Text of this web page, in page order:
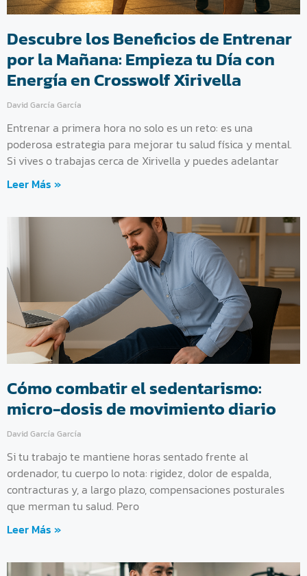
Descubre los Beneficios de Entrenar
por la Mañana: Empieza tu Día con
Energía en Crosswolf Xirivella
David García García
Entrenar a primera hora no solo es un reto: es una
poderosa estrategia para mejorar tu salud física y mental.
Si vives o trabajas cerca de Xirivella y puedes adelantar
Leer Más »
Cómo combatir el sedentarismo:
micro-dosis de movimiento diario
David García García
Si tu trabajo te mantiene horas sentado frente al
ordenador, tu cuerpo lo nota: rigidez, dolor de espalda,
contracturas y, a largo plazo, compensaciones posturales
que merman tu salud. Pero
Leer Más »